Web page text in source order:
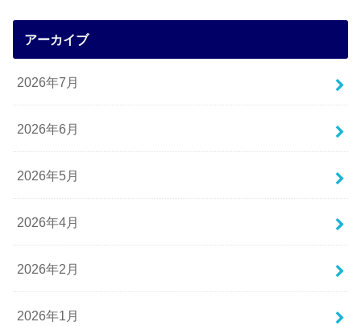
アーカイブ
2026年7月
2026年6月
2026年5月
2026年4月
2026年2月
2026年1月